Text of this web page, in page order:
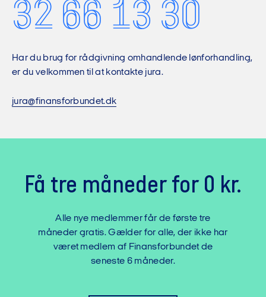
32 66 13 30
Har du brug for rådgivning omhandlende lønforhandling,
er du velkommen til at kontakte jura.
jura@finansforbundet.dk
Få tre måneder for 0 kr.
Alle nye medlemmer får de første tre
måneder gratis. Gælder for alle, der ikke har
været medlem af Finansforbundet de
seneste 6 måneder.